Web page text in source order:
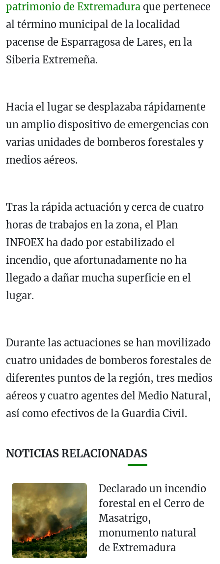
patrimonio de Extremadura que pertenece
al término municipal de la localidad
pacense de Esparragosa de Lares, en la
Siberia Extremeña.
Hacia el lugar se desplazaba rápidamente
un amplio dispositivo de emergencias con
varias unidades de bomberos forestales y
medios aéreos.
Tras la rápida actuación y cerca de cuatro
horas de trabajos en la zona, el Plan
INFOEX ha dado por estabilizado el
incendio, que afortunadamente no ha
llegado a dañar mucha superficie en el
lugar.
Durante las actuaciones se han movilizado
cuatro unidades de bomberos forestales de
diferentes puntos de la región, tres medios
aéreos y cuatro agentes del Medio Natural,
así como efectivos de la Guardia Civil.
NOTICIAS RELACIONADAS
Declarado un incendio
forestal en el Cerro de
Masatrigo,
monumento natural
de Extremadura